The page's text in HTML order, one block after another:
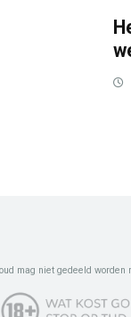
mag niet gedeeld worden